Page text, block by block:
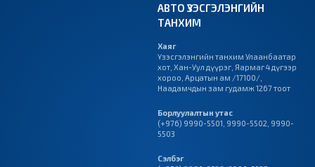
АВТО ҮЗЭСГЭЛЭНГИЙН
ТАНХИМ
Хаяг
Үзэсгэлэнгийн танхим Улаанбаатар
хот, Хан-Уул дүүрэг, Яармаг 4 дүгээр
хороо, Арцатын ам /17100/,
Наадамчдын зам гудамж 1267 тоот
Борлуулалтын утас
(+976) 9990-5501 9990-5502 9990-
5503
Сэлбэг